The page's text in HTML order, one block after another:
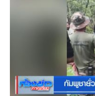
ซึ่งชนวนเหตุของการโต้
กันในเรื่อง พิกัดและเส้
ได้พยายามโต้แย้งเป็นภ
พื้นที่ในอธิปไตยของกัม
ขณะที่ เจ้าหน้าที่ฝั่งไทย